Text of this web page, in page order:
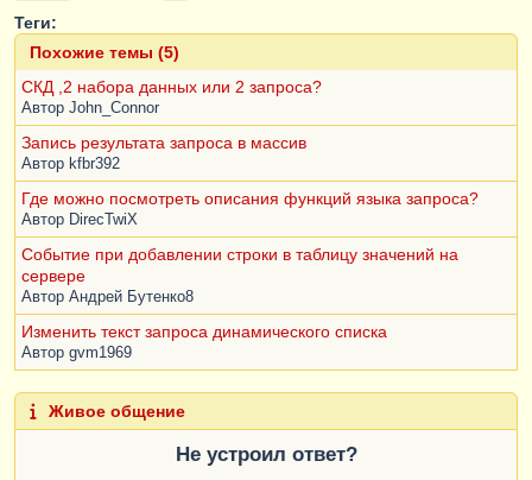
ЛЕВОЕ СОЕДИНЕНИЕ
Документ.ПередачаТоваровМеждуОрганизациями
КАК ПередачаТоваровМеждуОрганизациями
ПО
ПередачаТоваровМеждуОрганизациямиТовары.Ссылк
а = ПередачаТоваровМеждуОрганизациями
ГДЕ
ПередачаТоваровМеждуОрганизациями
=
ДатаНачало
И ПередачаТоваровМеждуОрганизациями.Дата
<= & ДатаКонец
ПередачаТоваровМеждуОрганизациями
Теги:
Похожие темы (5)
СКД ,2 набора данных или 2 запроса?
Автор John_Connor
Запись результата запроса в массив
Автор kfbr392
Где можно посмотреть описания функций языка запроса?
Автор DirecTwiX
Событие при добавлении строки в таблицу значений на
сервере
Автор Андрей Бутенко8
Изменить текст запроса динамического списка
Автор gvm1969
Живое общение
Не устроил ответ?